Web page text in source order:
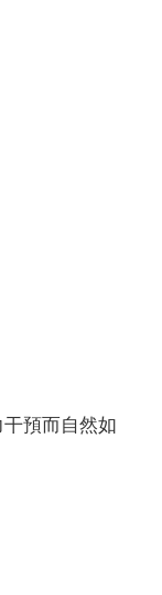
預而自然如